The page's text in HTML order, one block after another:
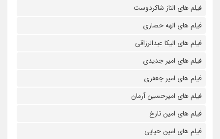
فیلم های الناز شاکردوست
فیلم های الهه حصاری
فیلم های الیکا عبدالرزاقی
فیلم های امیر جدیدی
فیلم های امیر جعفری
فیلم های امیرحسین آرمان
فیلم های امین تارخ
فیلم های امین حیایی